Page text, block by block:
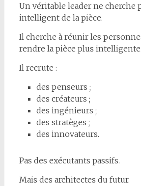
Un véritable leader ne cherche
intelligent de la pièce.
Il cherche à réunir les
rendre la pièce plus intelligente.
Il recrute :
des penseurs ;
des créateurs ;
des ingénieurs ;
des stratèges ;
des innovateurs.
Pas des exécutants passifs.
Mais des architectes du futur.